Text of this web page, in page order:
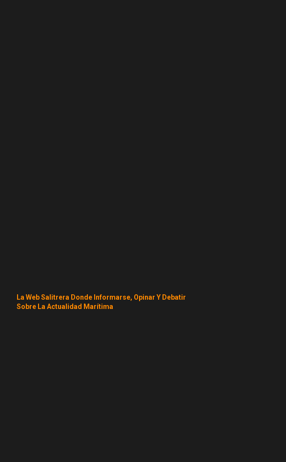
La Web Salitrera Donde Informarse, Opinar Y Debatir
Sobre La Actualidad Marítima